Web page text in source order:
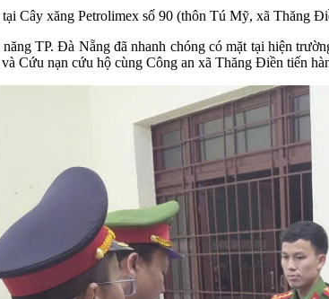
Cây xăng Petrolimex số 90 (thôn Tú Mỹ, xã Thăng
TP. Đà Nẵng đã nhanh chóng có mặt tại hiện
Cứu nạn cứu hộ cùng Công an xã Thăng Điền tiến